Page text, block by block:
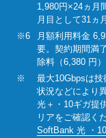
1,980円×24ヵ月
月目として31ヵ
※6
月額利用料金
要。契約期間満
除料（6,380 円
※
最大10Gbpsは
状況などにより
光＋・10ギガ提
リアをご確認く
SoftBank 光 ・